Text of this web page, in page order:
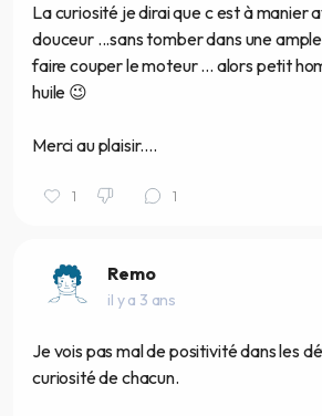
La curiosité je dirai que c est à manier
douceur ...sans tomber dans une
faire couper le moteur ... alors petit
huile 😉
Merci au plaisir....
1 1
Remo
il y a 3 ans
Je vois pas mal de positivité dans les
curiosité de chacun.